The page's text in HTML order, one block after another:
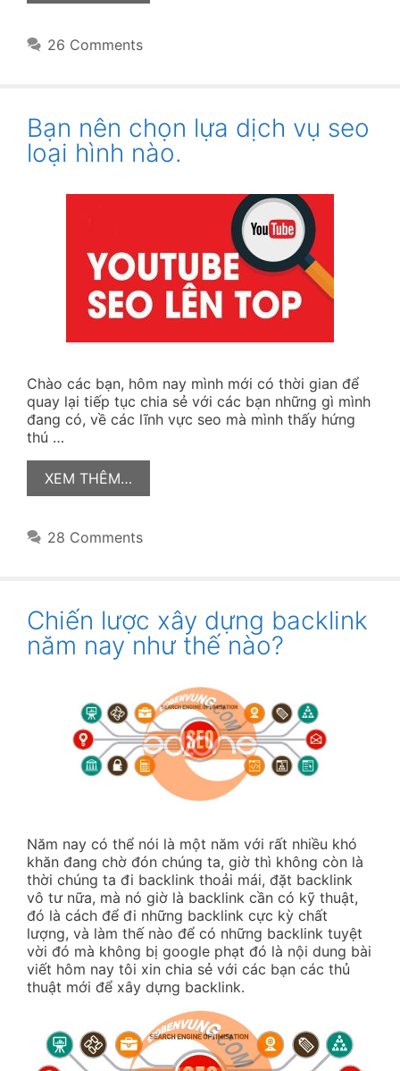
26 Comments
Bạn nên chọn lựa dịch vụ seo
loại hình nào.
Chào các bạn, hôm nay mình mới có thời gian để
quay lại tiếp tục chia sẻ với các bạn những gì mình
đang có, về các lĩnh vực seo mà mình thấy hứng
thú …
XEM THÊM…
28 Comments
Chiến lược xây dựng backlink
năm nay như thế nào?
Năm nay có thể nói là một năm với rất nhiều khó
khăn đang chờ đón chúng ta, giờ thì không còn là
thời chúng ta đi backlink thoải mái, đặt backlink
vô tư nữa, mà nó giờ là backlink cần có kỹ thuật,
đó là cách để đi những backlink cực kỳ chất
lượng, và làm thế nào để có những backlink tuyệt
vời đó mà không bị google phạt đó là nội dung bài
viết hôm nay tôi xin chia sẻ với các bạn các thủ
thuật mới để xây dựng backlink.